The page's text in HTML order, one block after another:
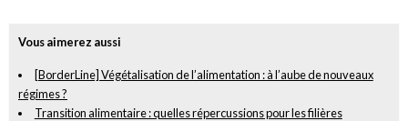
Vous aimerez aussi
[BorderLine] Végétalisation de l’alimentation : à l’aube de nouveaux
régimes ?
Transition alimentaire : quelles répercussions pour les filières